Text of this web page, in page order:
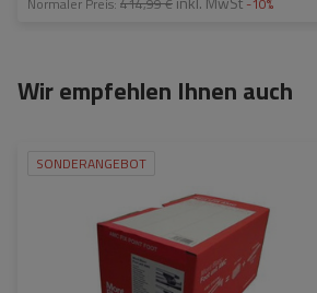
Wir empfehlen Ihnen auch
SONDERANGEBOT